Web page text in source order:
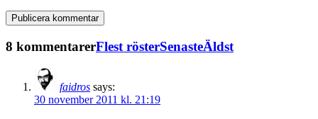
8 kommentarerFlest rösterSenasteÄldst
faidros says:
30 november 2011 kl. 21:19